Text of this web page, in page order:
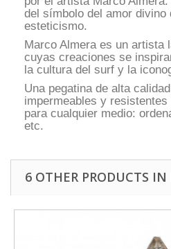
del símbolo del amor divino
esteticismo.
Marco Almera es un artista
cuyas creaciones se
la cultura del surf y la
Una pegatina de alta
impermeables y
para cualquier medio:
etc.
6 OTHER PRODUCTS